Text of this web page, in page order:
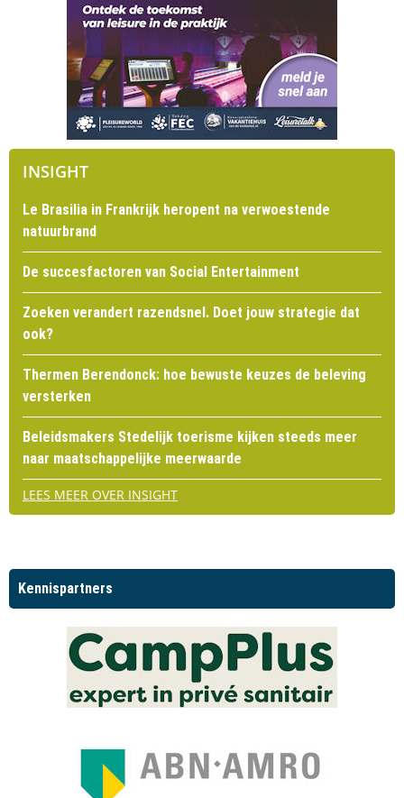
INSIGHT
Le Brasilia in Frankrijk heropent na verwoestende
natuurbrand
De succesfactoren van Social Entertainment
Zoeken verandert razendsnel. Doet jouw strategie dat
ook?
Thermen Berendonck: hoe bewuste keuzes de beleving
versterken
Beleidsmakers Stedelijk toerisme kijken steeds meer
naar maatschappelijke meerwaarde
LEES MEER OVER INSIGHT
Kennispartners